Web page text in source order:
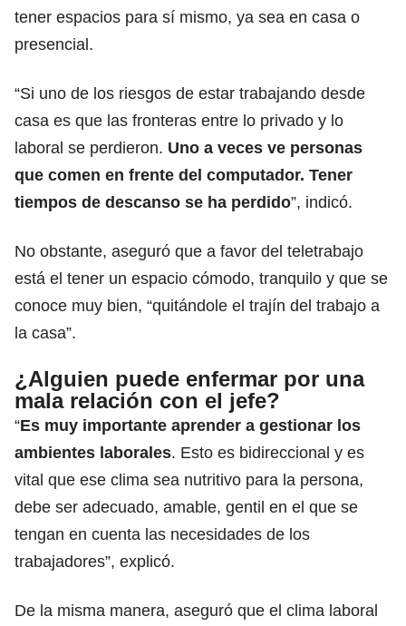
tener espacios para sí mismo, ya sea en casa o
presencial.
“Si uno de los riesgos de estar trabajando desde
casa es que las fronteras entre lo privado y lo
laboral se perdieron. Uno a veces ve personas
que comen en frente del computador. Tener
tiempos de descanso se ha perdido”, indicó.
No obstante, aseguró que a favor del teletrabajo
está el tener un espacio cómodo, tranquilo y que se
conoce muy bien, “quitándole el trajín del trabajo a
la casa”.
¿Alguien puede enfermar por una
mala relación con el jefe?
“Es muy importante aprender a gestionar los
ambientes laborales. Esto es bidireccional y es
vital que ese clima sea nutritivo para la persona,
debe ser adecuado, amable, gentil en el que se
tengan en cuenta las necesidades de los
trabajadores”, explicó.
De la misma manera, aseguró que el clima laboral